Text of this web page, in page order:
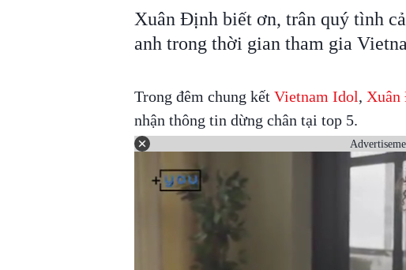
Xuân Định biết ơn, trân quý tình
anh trong thời gian tham gia
Trong đêm chung kết Vietnam Idol,
nhận thông tin dừng chân tại top 5.